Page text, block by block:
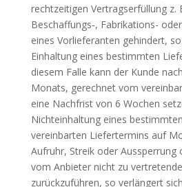
rechtzeitigen Vertragserfüllung z.
Beschaffungs‑, Fabrikations-
eines Vorlieferanten gehindert,
Einhaltung eines bestimmten
diesem Falle kann der Kunde
Monats, gerechnet vom
eine Nachfrist von 6 Wochen
Nichteinhaltung eines
vereinbarten Liefertermins auf
Aufruhr, Streik oder Aussperrung
vom Anbieter nicht zu
zurückzuführen, so verlängert